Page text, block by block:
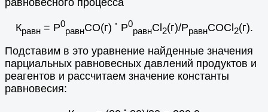
Кравн= Р0
равнCO(г) · Р0
равнCl2(г)/РравнСОСl2(г).
Подставим в это уравнение найденные значения
парциальных равновесных давлений продуктов и
реагентов и рассчитаем значение константы
равновесия: